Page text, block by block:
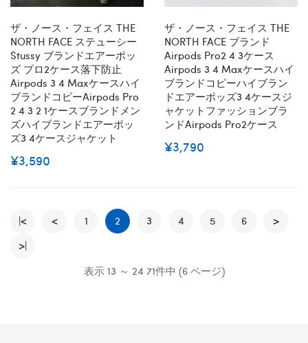
ザ・ノース・フェイス THE
NORTH FACE ステューシー
Stussy ブランドエアーポッ
ズ プロ2ケース落下防止
Airpods 3 4 Maxケースハイ
ブランドコピーairpods Pro
2 4 3 2 1ケースブランドメン
ズハイブランドエアーポッ
ズ3 4ケースジャケット
¥3,590
ザ・ノース・フェイス THE
NORTH FACE ブランド
Airpods Pro2 4 3ケース
Airpods 3 4 Maxケースハイ
ブランドコピーハイブラン
ドエアーポッズ3 4ケースジ
ャケットファッションブラ
ンドAirpods Pro2ケース
¥3,790
|< < 1 2 3 4 5 6
>
>|
表示 13 ～ 24 71件中 (6 ページ)